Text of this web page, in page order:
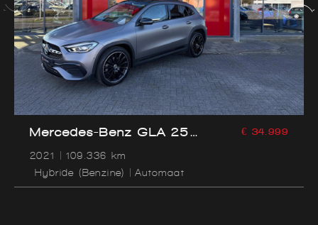
Mercedes-Benz GLA 250
Limited
2021
109.336 km
Hybride (Benzine)
Automaat
€ 34.999